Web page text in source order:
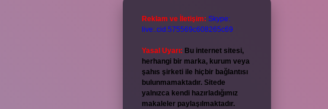
Reklam ve İletişim: Skype:
live:.cid.575569c608265c69
Yasal Uyarı: Bu internet sitesi,
herhangi bir marka, kurum veya
şahıs şirketi ile hiçbir bağlantısı
bulunmamaktadır. Sitede
yalnızca kendi hazırladığımız
makaleler paylaşılmaktadır.